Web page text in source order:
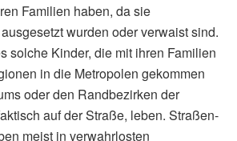
Familien haben, da sie
wurden oder verwaist sind.
solche Kinder, die mit ihren Familien
in die Metropolen gekommen
oder den Randbezirken der
auf der Straße, leben. Straßen-
meist in verwahrlosten